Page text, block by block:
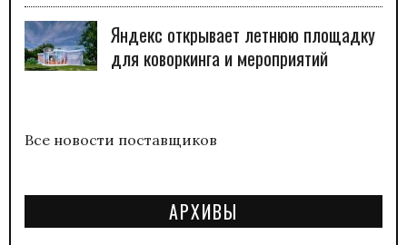
Яндекс открывает летнюю площадку
для коворкинга и мероприятий
Все новости поставщиков
АРХИВЫ